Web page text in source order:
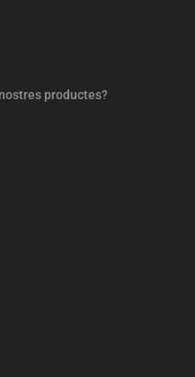
productes?